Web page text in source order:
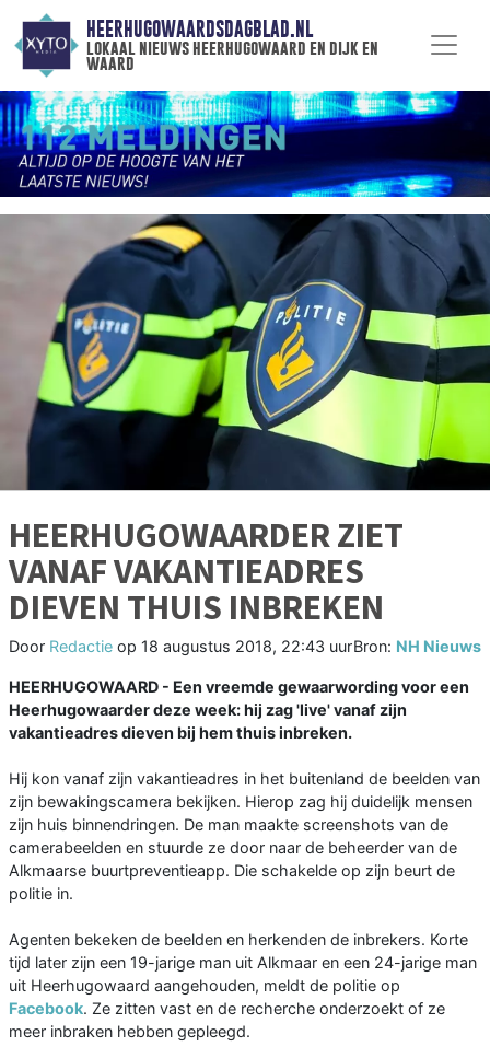
HEERHUGOWAARDSDAGBLAD.NL
lokaal nieuws heerhugowaard en dijk en
waard
HEERHUGOWAARDER ZIET
VANAF VAKANTIEADRES
DIEVEN THUIS INBREKEN
Door Redactie op 18 augustus 2018, 22:43 uurBron: NH Nieuws
HEERHUGOWAARD - Een vreemde gewaarwording voor een
Heerhugowaarder deze week: hij zag 'live' vanaf zijn
vakantieadres dieven bij hem thuis inbreken.
Hij kon vanaf zijn vakantieadres in het buitenland de beelden van
zijn bewakingscamera bekijken. Hierop zag hij duidelijk mensen
zijn huis binnendringen. De man maakte screenshots van de
camerabeelden en stuurde ze door naar de beheerder van de
Alkmaarse buurtpreventieapp. Die schakelde op zijn beurt de
politie in.
Agenten bekeken de beelden en herkenden de inbrekers. Korte
tijd later zijn een 19-jarige man uit Alkmaar en een 24-jarige man
uit Heerhugowaard aangehouden, meldt de politie op
Facebook. Ze zitten vast en de recherche onderzoekt of ze
meer inbraken hebben gepleegd.